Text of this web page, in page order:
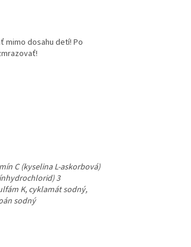
mimo dosahu detí! Po
C (kyselina L-askorbová)
3
K, cyklamát sodný,
sodný